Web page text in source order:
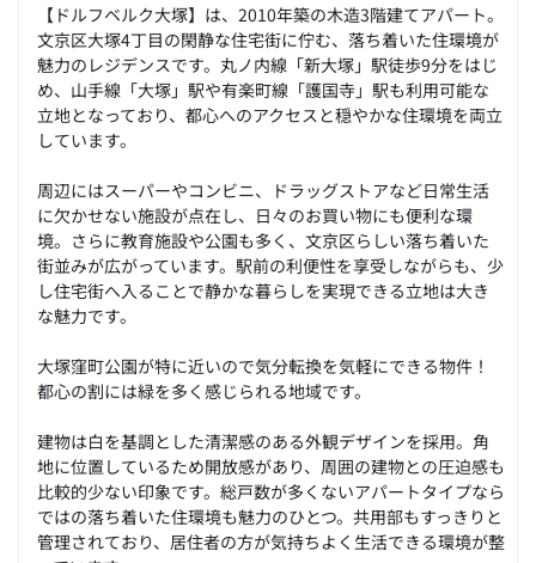
【ドルフベルク大塚】は、2010年築の木造3階建てアパート。
文京区大塚4丁目の閑静な住宅街に佇む、落ち着いた住環境が
魅力のレジデンスです。丸ノ内線「新大塚」駅徒歩9分をはじ
め、山手線「大塚」駅や有楽町線「護国寺」駅も利用可能な
立地となっており、都心へのアクセスと穏やかな住環境を両立
しています。
周辺にはスーパーやコンビニ、ドラッグストアなど日常生活
に欠かせない施設が点在し、日々のお買い物にも便利な環
境。さらに教育施設や公園も多く、文京区らしい落ち着いた
街並みが広がっています。駅前の利便性を享受しながらも、少
し住宅街へ入ることで静かな暮らしを実現できる立地は大き
な魅力です。
大塚窪町公園が特に近いので気分転換を気軽にできる物件！
都心の割には緑を多く感じられる地域です。
建物は白を基調とした清潔感のある外観デザインを採用。角
地に位置しているため開放感があり、周囲の建物との圧迫感も
比較的少ない印象です。総戸数が多くないアパートタイプなら
ではの落ち着いた住環境も魅力のひとつ。共用部もすっきりと
管理されており、居住者の方が気持ちよく生活できる環境が整